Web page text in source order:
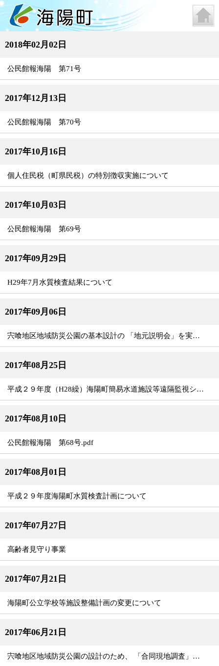
2018年02月02日
公民館報海陽 第71号
2017年12月13日
公民館報海陽 第70号
2017年10月16日
個人住民税（町県民税）の特別徴収実施について
2017年10月03日
公民館報海陽 第69号
2017年09月29日
H29年7月水質検査結果について
2017年09月06日
宍喰地区地域防災公園の基本設計の 「地元説明会」を実施について
2017年08月25日
平成２９年度（H28繰）海陽町簡易水道施設等遠隔監視システム整備工事に係る公募型プロポーザルの選定結果について（公表）
2017年08月10日
公民館報海陽 第68号.pdf
2017年08月01日
平成２９年度海陽町水質検査計画について
2017年07月27日
高齢者見守り事業
2017年07月21日
海陽町公立学校等施設整備計画の変更について
2017年06月21日
宍喰地区地域防災公園の設計のため、 「合同現地調査」を実施します。